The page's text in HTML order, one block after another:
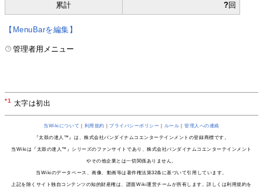
累計 ?回
【MenuBarを編集】
管理者用メニュー
*1 太字は初出
当Wikiについて 利用規約 ｜プライバシーポリシー ルール ｜管理人への連絡
『太鼓の達人™』は、株式会社バンダイナムコエンターテインメントの登録商標です。
当Wikiは『太鼓の達人™』シリーズのファンサイトであり、株式会社バンダイナムコエンターテインメント
やその他企業とは一切関係ありません。
当Wikiのデータベース、画像、動画等は著作権法第32条に基づいて引用しています。
上記を除くサイト独自コンテンツの知的財産権は、譜面Wiki運営チームが所有します。詳しくは利用規約を